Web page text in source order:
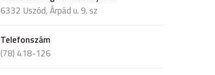
6332 Uszód, Árpád u. 9. sz
Telefonszám
(78) 418-126